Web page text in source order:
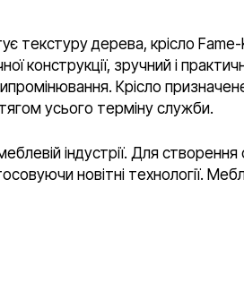
текстуру дерева, крісло
конструкції, зручний і
Крісло
усього терміну служби.
індустрії. Для створення
новітні технології.